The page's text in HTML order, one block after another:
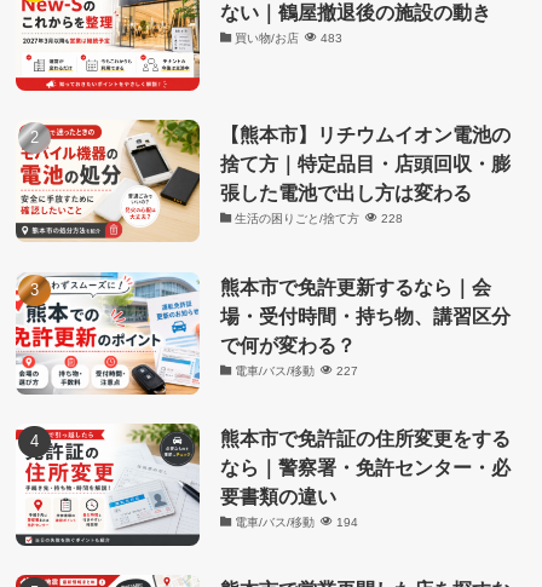
ない｜鶴屋撤退後の施設の動き
買い物/お店 483
【熊本市】リチウムイオン電池の
捨て方｜特定品目・店頭回収・膨
張した電池で出し方は変わる
生活の困りごと/捨て方 228
熊本市で免許更新するなら｜会
場・受付時間・持ち物、講習区分
で何が変わる？
電車/バス/移動 227
熊本市で免許証の住所変更をする
なら｜警察署・免許センター・必
要書類の違い
電車/バス/移動 194